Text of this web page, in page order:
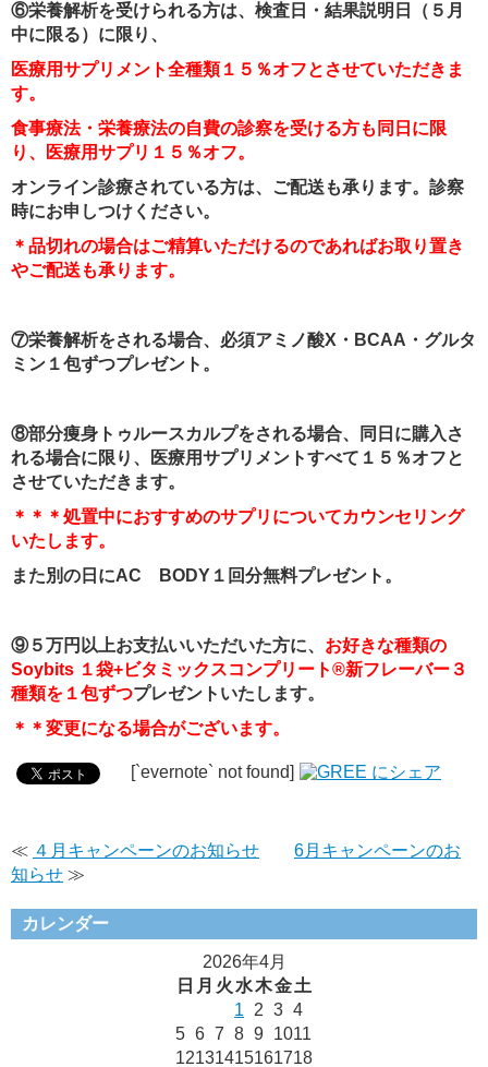
⑥栄養解析を受けられる方は、検査日・結果説明日（５月
中に限る）に限り、
医療用サプリメント全種類１５％オフとさせていただきま
す。
食事療法・栄養療法の自費の診察を受ける方も同日に限
り、医療用サプリ１５％オフ。
オンライン診療されている方は、ご配送も承ります。診察
時にお申しつけください。
＊品切れの場合はご精算いただけるのであればお取り置き
やご配送も承ります。
⑦栄養解析をされる場合、必須アミノ酸X・BCAA・グルタ
ミン１包ずつプレゼント。
⑧部分痩身トゥルースカルプをされる場合、同日に購入さ
れる場合に限り、医療用サプリメントすべて１５％オフと
させていただきます。
＊＊＊処置中におすすめのサプリについてカウンセリング
いたします。
また別の日にAC BODY１回分無料プレゼント。
⑨５万円以上お支払いいただいた方に、 お好きな種類の
Soybits １袋+ビタミックスコンプリート®新フレーバー３
種類を１包ずつプレゼントいたします。
＊＊変更になる場合がございます。
[`evernote` not found]
≪ ４月キャンペーンのお知らせ
6月キャンペーンのお
知らせ ≫
カレンダー
2026年4月
日 月 火 水木金土
1
2 3 4
5 6 7 8 9 1011
12131415161718